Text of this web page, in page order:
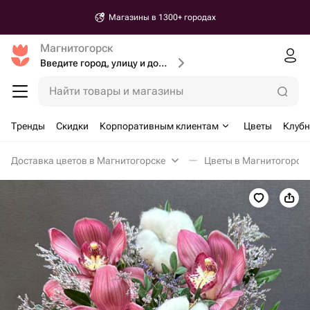
Магазины в 1300+ городах
Магнитогорск
Введите город, улицу и дом доставки
Найти товары и магазины
Тренды Скидки Корпоративным клиентам Цветы
Доставка цветов в Магнитогорске Цветы в Магнитогорске